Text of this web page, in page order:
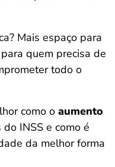
Mais espaço para
quem precisa de
todo o
como o aumento
INSS e como é
da melhor forma